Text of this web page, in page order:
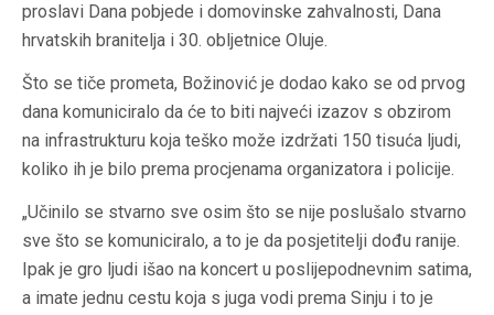
proslavi Dana pobjede i domovinske zahvalnosti, Dana
hrvatskih branitelja i 30. obljetnice Oluje.
Što se tiče prometa, Božinović je dodao kako se od prvog
dana komuniciralo da će to biti najveći izazov s obzirom
na infrastrukturu koja teško može izdržati 150 tisuća ljudi,
koliko ih je bilo prema procjenama organizatora i policije.
„Učinilo se stvarno sve osim što se nije poslušalo stvarno
sve što se komuniciralo, a to je da posjetitelji dođu ranije.
Ipak je gro ljudi išao na koncert u poslijepodnevnim satima,
a imate jednu cestu koja s juga vodi prema Sinju i to je